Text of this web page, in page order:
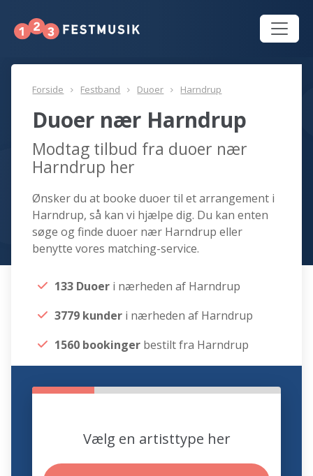
Forside Festband Duoer Harndrup
Duoer nær Harndrup
Modtag tilbud fra duoer nær
Harndrup her
Ønsker du at booke duoer til et arrangement i
Harndrup, så kan vi hjælpe dig. Du kan enten
søge og finde duoer nær Harndrup eller
benytte vores matching-service.
133 Duoer i nærheden af Harndrup
3779 kunder i nærheden af Harndrup
1560 bookinger bestilt fra Harndrup
Vælg en artisttype her